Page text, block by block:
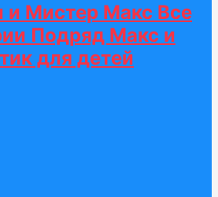
и Мистер Макс Все
Подряд Макс и
для детей